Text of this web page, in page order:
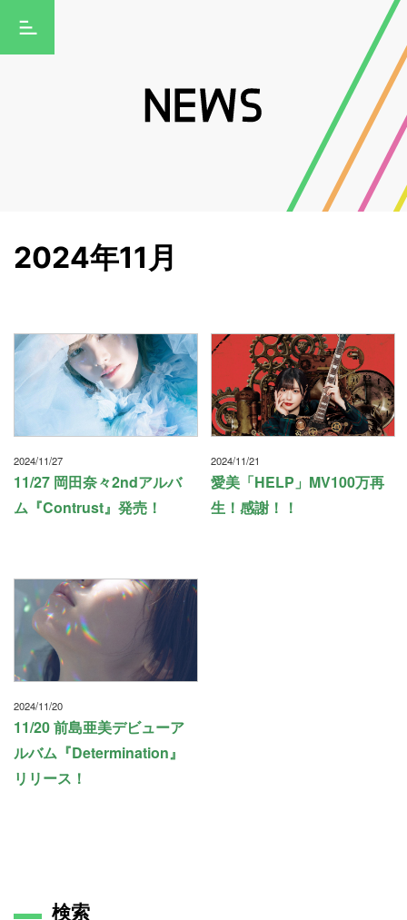
2024年11月
2024/11/27
11/27 岡田奈々2ndアルバ
ム『Contrust』発売！
2024/11/21
愛美「HELP」MV100万再
生！感謝！！
2024/11/20
11/20 前島亜美デビューア
ルバム『Determination』
リリース！
検索